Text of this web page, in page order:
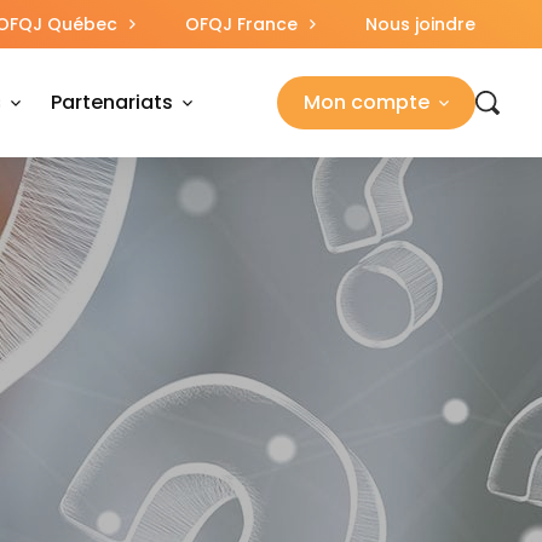
Québec OFQJ France Nous joindre
Partenariats Mon compte